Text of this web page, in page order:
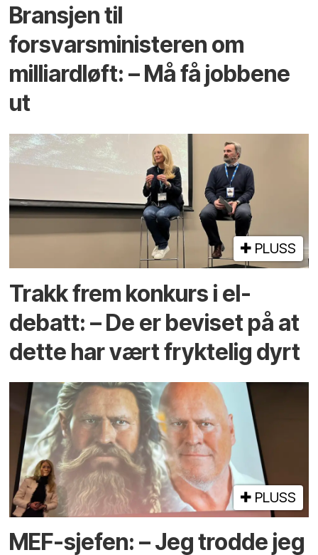
Bransjen til
forsvarsministeren om
milliardløft: – Må få jobbene
ut
PLUSS
Trakk frem konkurs i el-
debatt: – De er beviset på at
dette har vært fryktelig dyrt
PLUSS
MEF-sjefen: – Jeg trodde jeg